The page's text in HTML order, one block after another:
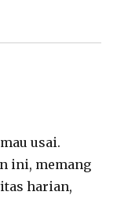
usai.
ini, memang
harian,